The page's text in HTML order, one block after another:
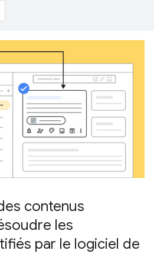
contenus
les
par le logiciel de